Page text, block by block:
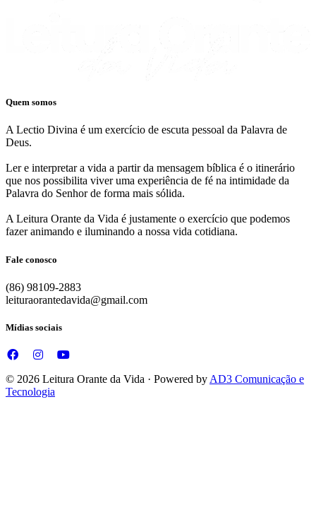
Quem somos
A Lectio Divina é um exercício de escuta pessoal da Palavra de
Deus.
Ler e interpretar a vida a partir da mensagem bíblica é o itinerário
que nos possibilita viver uma experiência de fé na intimidade da
Palavra do Senhor de forma mais sólida.
A Leitura Orante da Vida é justamente o exercício que podemos
fazer animando e iluminando a nossa vida cotidiana.
Fale conosco
(86) 98109-2883
leituraorantedavida@gmail.com
Mídias sociais
© 2026 Leitura Orante da Vida · Powered by AD3 Comunicação e
Tecnologia